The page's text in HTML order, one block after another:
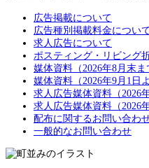
広告掲載について
広告種別掲載料金につい
求人広告について
ポスティング・リビング
媒体資料（2026年8月末ま
媒体資料（2026年9月1日
求人広告媒体資料（2026
求人広告媒体資料（2026
配布に関するお問い合わ
一般的なお問い合わせ